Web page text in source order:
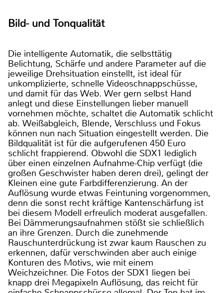
Bild- und Tonqualität
Die intelligente Automatik, die selbsttätig
Belichtung, Schärfe und andere Parameter auf die
jeweilige Drehsituation einstellt, ist ideal für
unkomplizierte, schnelle Videoschnappschüsse,
und damit für das Web. Wer gern selbst Hand
anlegt und diese Einstellungen lieber manuell
vornehmen möchte, schaltet die Automatik schlicht
ab. Weißabgleich, Blende, Verschluss und Fokus
können nun nach Situation eingestellt werden. Die
Bildqualität ist für die aufgerufenen 450 Euro
schlicht frappierend. Obwohl die SDX1 lediglich
über einen einzelnen Aufnahme-Chip verfügt (die
großen Geschwister haben deren drei), gelingt der
Kleinen eine gute Farbdifferenzierung. An der
Auflösung wurde etwas Feintuning vorgenommen,
denn die sonst recht kräftige Kantenschärfung ist
bei diesem Modell erfreulich moderat ausgefallen.
Bei Dämmerungsaufnahmen stößt sie schließlich
an ihre Grenzen. Durch die zunehmende
Rauschunterdrückung ist zwar kaum Rauschen zu
erkennen, dafür verschwinden aber auch einige
Konturen des Motivs, wie mit einem
Weichzeichner. Die Fotos der SDX1 liegen bei
knapp drei Megapixeln Auflösung, das reicht für